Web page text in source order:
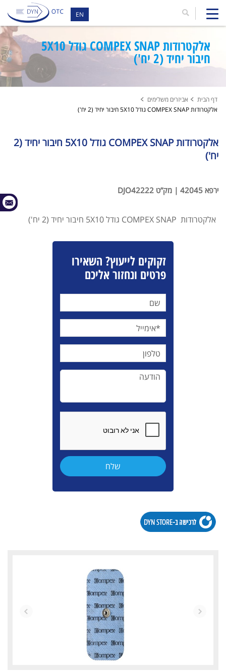
EN
אלקטרודות COMPEX SNAP גודל 5X10
חיבור יחיד (2 יח')
דף הבית
אביזרים משלימים
אלקטרודות COMPEX SNAP גודל 5X10 חיבור יחיד (2 יח')
אלקטרודות COMPEX SNAP גודל 5X10 חיבור יחיד (2
יח')
ירפא 42045 | מק”ט DJO42222
אלקטרודות COMPEX SNAP גודל 5X10 חיבור יחיד (2 יח')
זקוקים לייעוץ? השאירו
פרטים ונחזור אליכם